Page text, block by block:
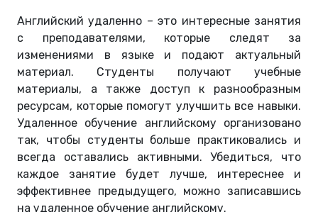
Английский удаленно – это интересные занятия
с преподавателями, которые следят за
изменениями в языке и подают актуальный
материал. Студенты получают учебные
материалы, а также доступ к разнообразным
ресурсам, которые помогут улучшить все навыки.
Удаленное обучение английскому организовано
так, чтобы студенты больше практиковались и
всегда оставались активными. Убедиться, что
каждое занятие будет лучше, интереснее и
эффективнее предыдущего, можно записавшись
на удаленное обучение английскому.